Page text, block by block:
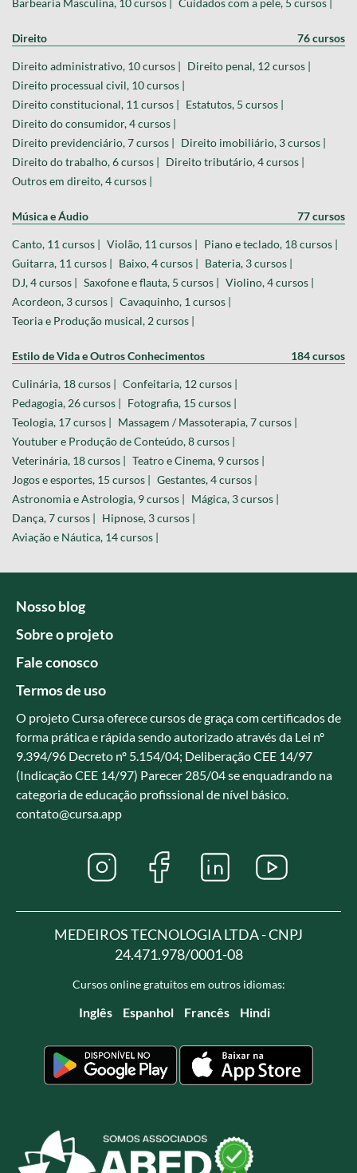
Barbearia Masculina, 10 cursos | Cuidados com a pele, 5 cursos |
Direito 76 cursos
Direito administrativo, 10 cursos | Direito penal, 12 cursos |
Direito processual civil, 10 cursos |
Direito constitucional, 11 cursos | Estatutos, 5 cursos |
Direito do consumidor, 4 cursos |
Direito previdenciário, 7 cursos | Direito imobiliário, 3 cursos |
Direito do trabalho, 6 cursos | Direito tributário, 4 cursos |
Outros em direito, 4 cursos |
Música e Áudio 77 cursos
Canto, 11 cursos | Violão, 11 cursos | Piano e teclado, 18 cursos |
Guitarra, 11 cursos | Baixo, 4 cursos | Bateria, 3 cursos |
DJ, 4 cursos | Saxofone e flauta, 5 cursos | Violino, 4 cursos |
Acordeon, 3 cursos | Cavaquinho, 1 cursos |
Teoria e Produção musical, 2 cursos |
Estilo de Vida e Outros Conhecimentos 184 cursos
Culinária, 18 cursos | Confeitaria, 12 cursos |
Pedagogia, 26 cursos | Fotografia, 15 cursos |
Teologia, 17 cursos | Massagem / Massoterapia, 7 cursos |
Youtuber e Produção de Conteúdo, 8 cursos |
Veterinária, 18 cursos | Teatro e Cinema, 9 cursos |
Jogos e esportes, 15 cursos | Gestantes, 4 cursos |
Astronomia e Astrologia, 9 cursos | Mágica, 3 cursos |
Dança, 7 cursos | Hipnose, 3 cursos |
Aviação e Náutica, 14 cursos |
Nosso blog
Sobre o projeto
Fale conosco
Termos de uso
O projeto Cursa oferece cursos de graça com certificados de
forma prática e rápida sendo autorizado através da Lei nº
9.394/96 Decreto nº 5.154/04; Deliberação CEE 14/97
(Indicação CEE 14/97) Parecer 285/04 se enquadrando na
categoria de educação profissional de nível básico.
contato@cursa.app
MEDEIROS TECNOLOGIA LTDA - CNPJ
24.471.978/0001-08
Cursos online gratuitos em outros idiomas:
Inglês Espanhol Francês Hindi